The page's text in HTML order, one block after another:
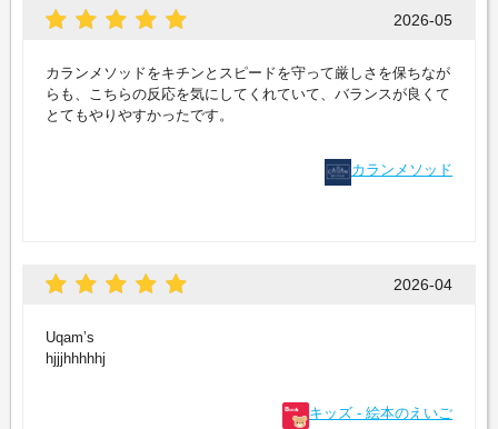
2026-05
カランメソッドをキチンとスピードを守って厳しさを保ちなが
らも、こちらの反応を気にしてくれていて、バランスが良くて
とてもやりやすかったです。
カランメソッド
2026-04
Uqam’s
hjjjhhhhhj
キッズ - 絵本のえいご